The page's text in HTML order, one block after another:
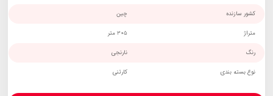
کشور سازنده چین
متراژ 305 متر
رنگ نارنجی
نوع بسته بندی کارتنی